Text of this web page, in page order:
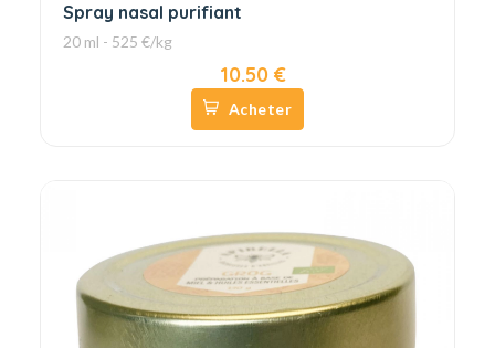
Spray nasal purifiant
20 ml - 525 €/kg
10.50 €
Acheter